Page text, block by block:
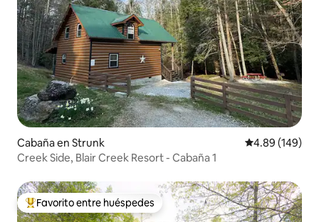
Cabaña en Strunk Calificación
4.89 (149)
Creek Side, Blair Creek Resort - Cabaña 1
De los mejores en Favorito entre huéspedes
Favorito entre huéspedes